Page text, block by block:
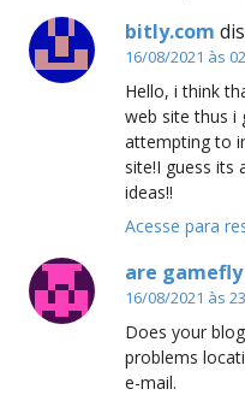
bitly.com
16/08/2021 às
Hello, i think
web site thus i
attempting to
site!I guess its
ideas!!
Acesse para
are gamefly
16/08/2021 às
Does your
problems
e-mail.